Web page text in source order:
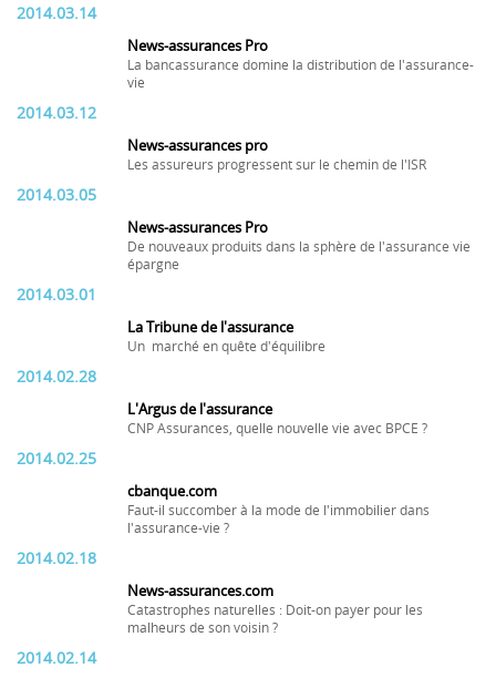
2014.03.14
News-assurances Pro
La bancassurance domine la distribution de l'assurance-
vie
2014.03.12
News-assurances pro
Les assureurs progressent sur le chemin de l'ISR
2014.03.05
News-assurances Pro
De nouveaux produits dans la sphère de l'assurance vie
épargne
2014.03.01
La Tribune de l'assurance
Un marché en quête d'équilibre
2014.02.28
L'Argus de l'assurance
CNP Assurances, quelle nouvelle vie avec BPCE ?
2014.02.25
cbanque.com
Faut-il succomber à la mode de l'immobilier dans
l'assurance-vie ?
2014.02.18
News-assurances.com
Catastrophes naturelles : Doit-on payer pour les
malheurs de son voisin ?
2014.02.14